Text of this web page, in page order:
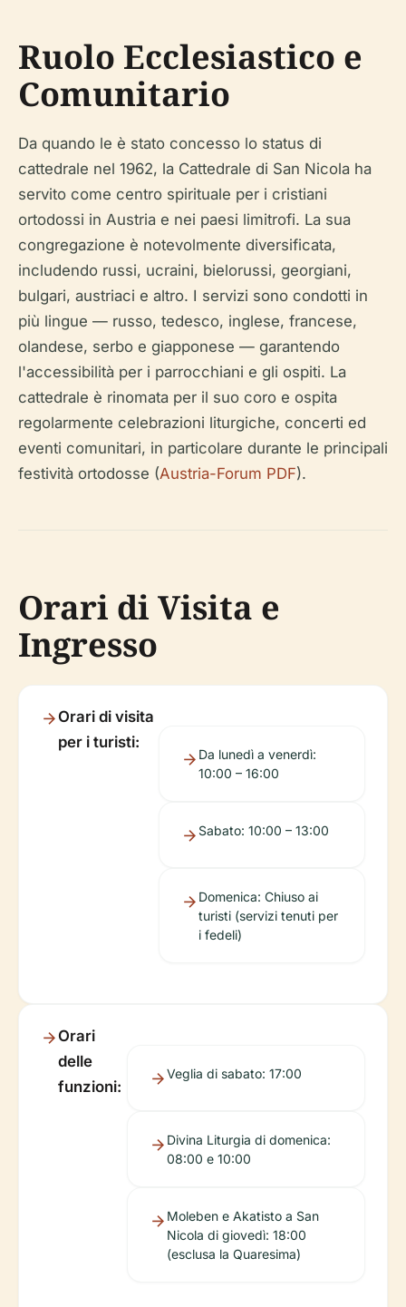
Ruolo Ecclesiastico e
Comunitario
Da quando le è stato concesso lo status di
cattedrale nel 1962, la Cattedrale di San Nicola ha
servito come centro spirituale per i cristiani
ortodossi in Austria e nei paesi limitrofi. La sua
congregazione è notevolmente diversificata,
includendo russi, ucraini, bielorussi, georgiani,
bulgari, austriaci e altro. I servizi sono condotti in
più lingue — russo, tedesco, inglese, francese,
olandese, serbo e giapponese — garantendo
l'accessibilità per i parrocchiani e gli ospiti. La
cattedrale è rinomata per il suo coro e ospita
regolarmente celebrazioni liturgiche, concerti ed
eventi comunitari, in particolare durante le principali
festività ortodosse (Austria-Forum PDF).
Orari di Visita e
Ingresso
Orari di visita
per i turisti:
Da lunedì a venerdì:
10:00 – 16:00
Sabato: 10:00 – 13:00
Domenica: Chiuso ai
turisti (servizi tenuti per
i fedeli)
Orari
delle
funzioni:
Veglia di sabato: 17:00
Divina Liturgia di domenica:
08:00 e 10:00
Moleben e Akatisto a San
Nicola di giovedì: 18:00
(esclusa la Quaresima)